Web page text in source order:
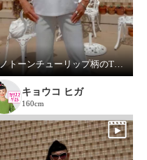
モノトーンチューリップ柄のTシャツ
キョウコ ヒガ
160cm